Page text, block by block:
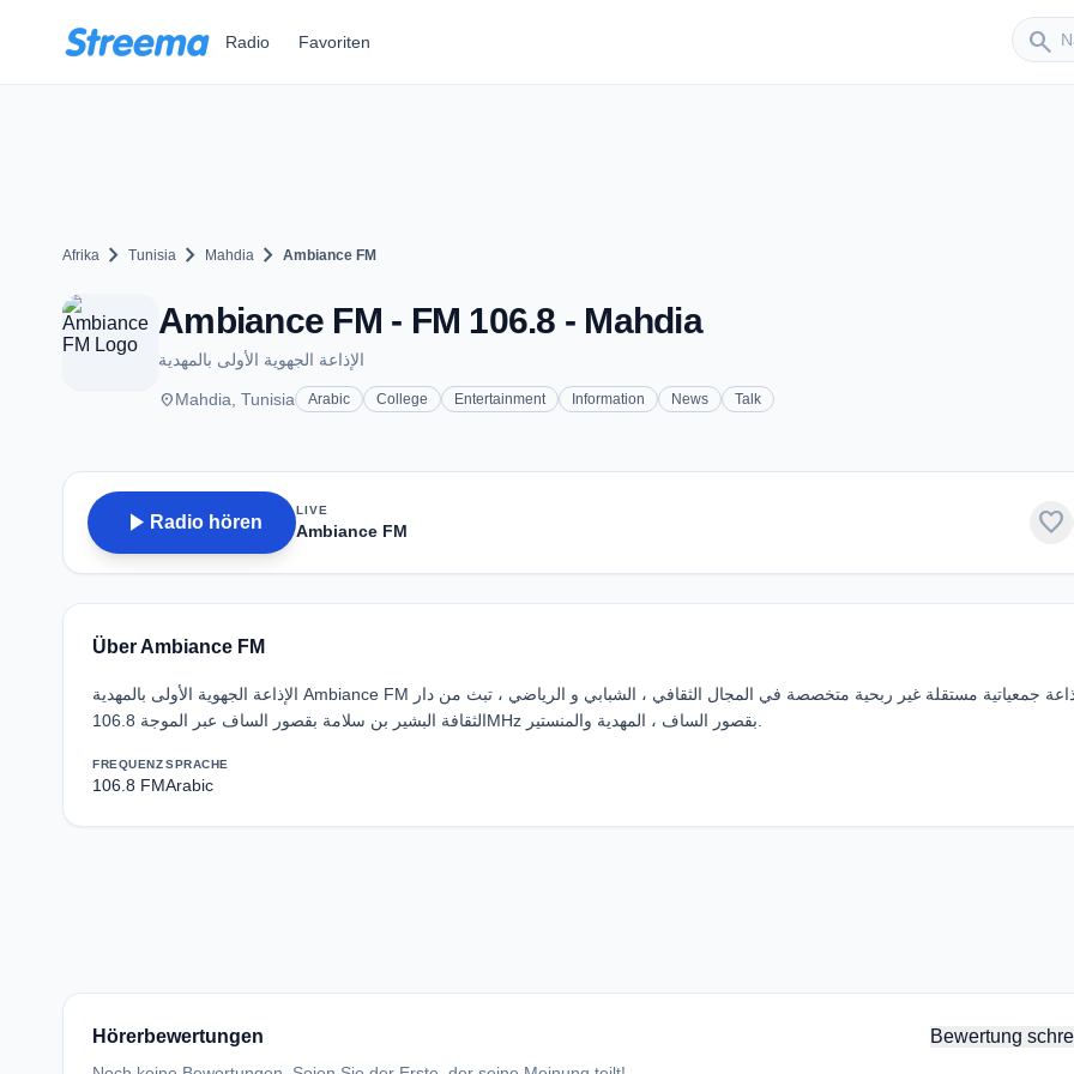
Radio Favoriten search
Afrika chevron_right Tunisia chevron_right Mahdia chevron_right Ambiance FM
Ambiance FM - FM 106.8 - Mahdia
الإذاعة الجهوية الأولى بالمهدية
placeMahdia, Tunisia Arabic College Entertainment Information News Talk
play_arrow Radio hören
LIVE
Ambiance FM favorite
Über Ambiance FM
الإذاعة الجهوية الأولى بالمهدية Ambiance FM إذاعة جمعياتية مستقلة غير ربحية متخصصة في المجال الثقافي ، الشبابي و الرياضي ، تبث من دار
FREQUENZ
106.8 FM
SPRACHE
Arabic
Hörerbewertungen Bewertung